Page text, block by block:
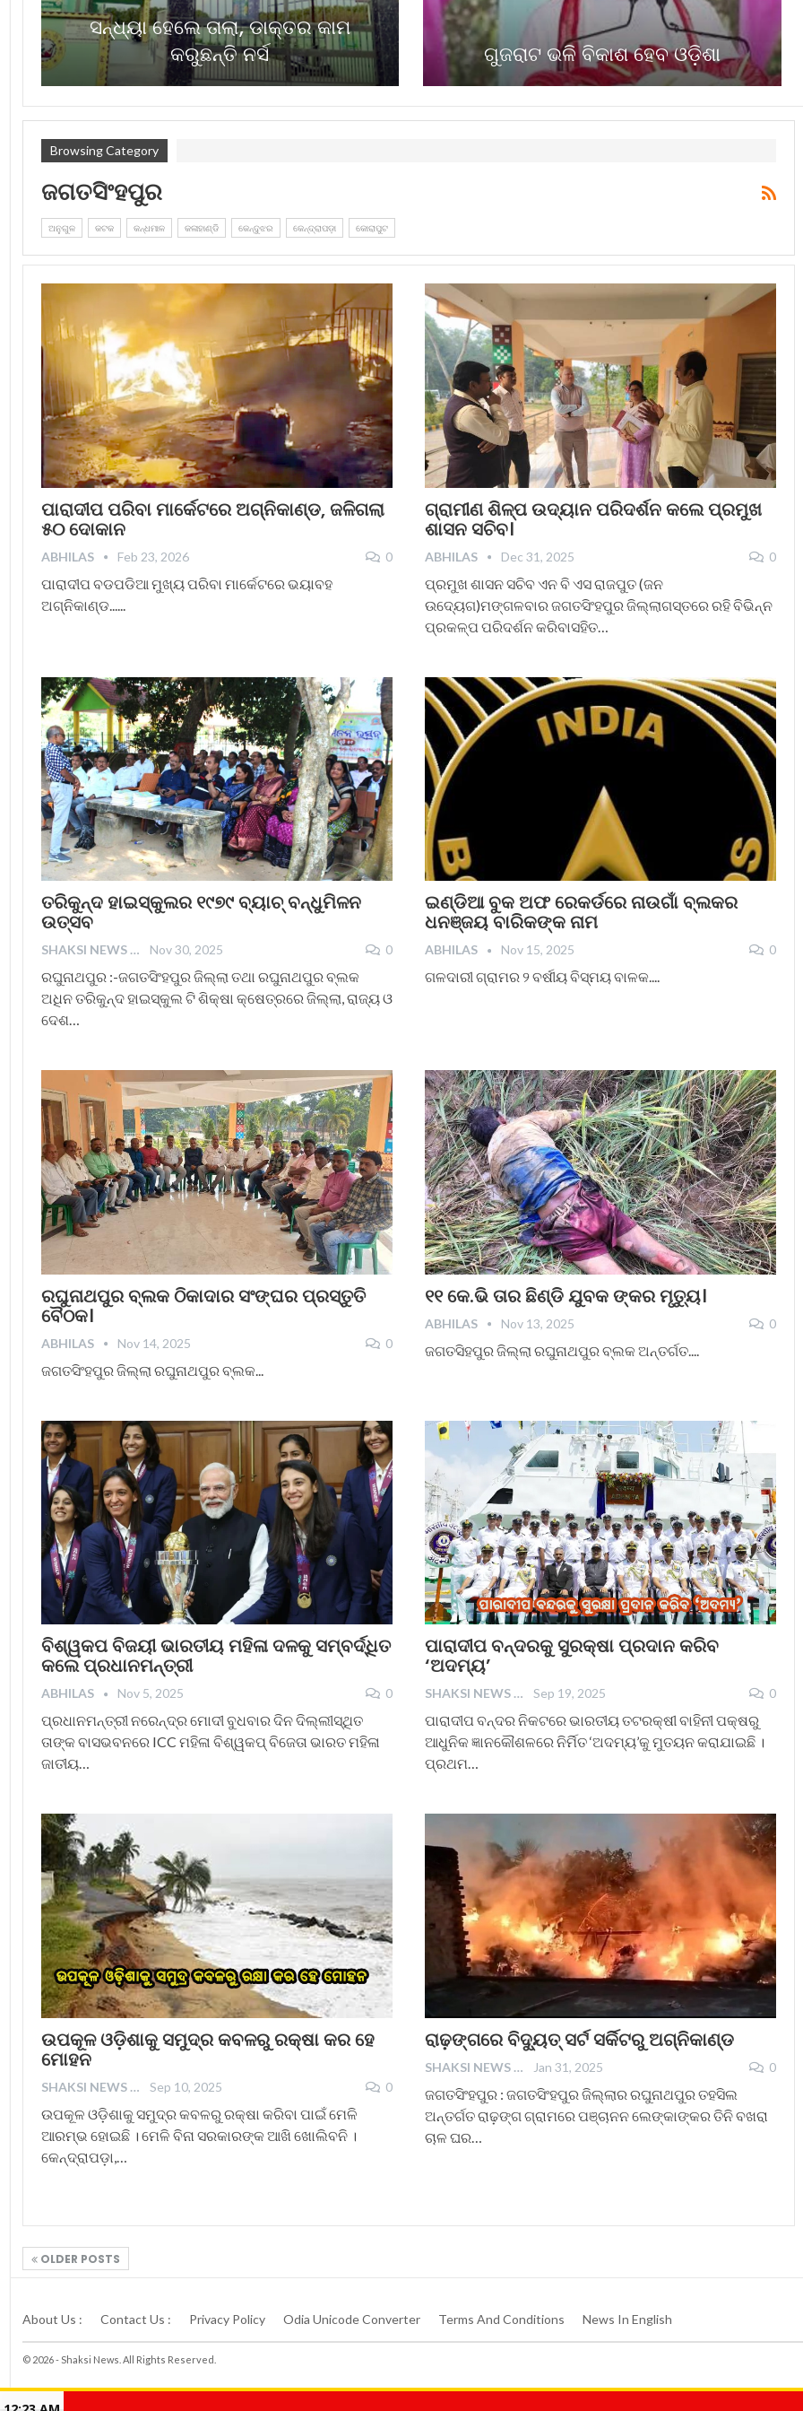
ସନ୍ଧ୍ୟା ହେଲେ ତାଲା, ଡାକ୍ତର କାମ
କରୁଛନ୍ତି ନର୍ସ
ଗୁଜରାଟ ଭଳି ବିକାଶ ହେବ ଓଡ଼ିଶା
Browsing Category
ଜଗତସିଂହପୁର
ଅନୁଗୁଳ କଟକ କନ୍ଧମାଳ କଳାହାଣ୍ଡି କେନ୍ଦୁଝର କେନ୍ଦ୍ରାପଡ଼ା କୋରାପୁଟ
ପାରାଦୀପ ପରିବା ମାର୍କେଟରେ ଅଗ୍ନିକାଣ୍ଡ, ଜଳିଗଲା
୫୦ ଦୋକାନ
ABHILAS Feb 23, 2026 0
ପାରାଦୀପ ବଡପଡିଆ ମୁଖ୍ୟ ପରିବା ମାର୍କେଟରେ ଭୟାବହ
ଅଗ୍ନିକାଣ୍ଡ......
ଗ୍ରାମୀଣ ଶିଳ୍ପ ଉଦ୍ୟାନ ପରିଦର୍ଶନ କଲେ ପ୍ରମୁଖ
ଶାସନ ସଚିବ।
ABHILAS Dec 31, 2025 0
ପ୍ରମୁଖ ଶାସନ ସଚିବ ଏନ ବି ଏସ ରାଜପୁତ (ଜନ
ଉଦ୍ୟେଗ)ମଙ୍ଗଳବାର ଜଗତସିଂହପୁର ଜିଲ୍ଲାଗସ୍ତରେ ରହି ବିଭିନ୍ନ
ପ୍ରକଳ୍ପ ପରିଦର୍ଶନ କରିବାସହିତ…
ତରିକୁନ୍ଦ ହାଇସ୍କୁଲର ୧୯୭୯ ବ୍ୟାଚ୍ ବନ୍ଧୁମିଳନ
ଉତ୍ସବ
SHAKSI NEWS Nov 30, 2025 0
ରଘୁନାଥପୁର :-ଜଗତସିଂହପୁର ଜିଲ୍ଲା ତଥା ରଘୁନାଥପୁର ବ୍ଲକ
ଅଧିନ ତରିକୁନ୍ଦ ହାଇସ୍କୁଲ ଟି ଶିକ୍ଷା କ୍ଷେତ୍ରରେ ଜିଲ୍ଲା, ରାଜ୍ୟ ଓ
ଦେଶ…
ଇଣ୍ଡିଆ ବୁକ ଅଫ ରେକର୍ଡରେ ନାଉଗାଁ ବ୍ଲକର
ଧନଞ୍ଜୟ ବାରିକଙ୍କ ନାମ
ABHILAS Nov 15, 2025 0
ଗଳଦାରୀ ଗ୍ରାମର ୨ ବର୍ଷୀୟ ବିସ୍ମୟ ବାଳକ....
ରଘୁନାଥପୁର ବ୍ଲକ ଠିକାଦାର ସଂଙ୍ଘର ପ୍ରସ୍ତୁତି
ବୈଠକ।
ABHILAS Nov 14, 2025 0
ଜଗତସିଂହପୁର ଜିଲ୍ଲା ରଘୁନାଥପୁର ବ୍ଲକ...
୧୧ କେ.ଭି ତାର ଛିଣ୍ଡି ଯୁବକ ଙ୍କର ମୃତ୍ୟୁ।
ABHILAS Nov 13, 2025 0
ଜଗତସିହପୁର ଜିଲ୍ଲା ରଘୁନାଥପୁର ବ୍ଲକ ଅନ୍ତର୍ଗତ....
ବିଶ୍ୱକପ ବିଜୟୀ ଭାରତୀୟ ମହିଳା ଦଳକୁ ସମ୍ବର୍ଦ୍ଧିତ
କଲେ ପ୍ରଧାନମନ୍ତ୍ରୀ
ABHILAS Nov 5, 2025 0
ପ୍ରଧାନମନ୍ତ୍ରୀ ନରେନ୍ଦ୍ର ମୋଦୀ ବୁଧବାର ଦିନ ଦିଲ୍ଲୀସ୍ଥିତ
ତାଙ୍କ ବାସଭବନରେ ICC ମହିଳା ବିଶ୍ୱକପ୍ ବିଜେତା ଭାରତ ମହିଳା
ଜାତୀୟ…
ପାରାଦୀପ ବନ୍ଦରକୁ ସୁରକ୍ଷା ପ୍ରଦାନ କରିବ
‘ଅଦମ୍ୟ’
SHAKSI NEWS Sep 19, 2025 0
ପାରାଦୀପ ବନ୍ଦର ନିକଟରେ ଭାରତୀୟ ତଟରକ୍ଷୀ ବାହିନୀ ପକ୍ଷରୁ
ଆଧୁନିକ ଜ୍ଞାନକୌଶଳରେ ନିର୍ମିତ ‘ଅଦମ୍ୟ’କୁ ମୁତୟନ କରାଯାଇଛି ।
ପ୍ରଥମ…
ଉପକୂଳ ଓଡ଼ିଶାକୁ ସମୁଦ୍ର କବଳରୁ ରକ୍ଷା କର ହେ
ମୋହନ
SHAKSI NEWS Sep 10, 2025 0
ଉପକୂଳ ଓଡ଼ିଶାକୁ ସମୁଦ୍ର କବଳରୁ ରକ୍ଷା କରିବା ପାଇଁ ମେଳି
ଆରମ୍ଭ ହୋଇଛି । ମେଳି ବିନା ସରକାରଙ୍କ ଆଖି ଖୋଲିବନି ।
କେନ୍ଦ୍ରାପଡ଼ା,…
ରାଢ଼ଙ୍ଗରେ ବିଦ୍ୟୁତ୍ ସର୍ଟ ସର୍କିଟରୁ ଅଗ୍ନିକାଣ୍ଡ
SHAKSI NEWS Jan 31, 2025 0
ଜଗତସିଂହପୁର : ଜଗତସିଂହପୁର ଜିଲ୍ଲାର ରଘୁନାଥପୁର ତହସିଲ
ଅନ୍ତର୍ଗତ ରାଢ଼ଙ୍ଗ ଗ୍ରାମରେ ପଞ୍ଚାନନ ଲେଙ୍କାଙ୍କର ତିନି ବଖରା
ଚାଳ ଘର…
OLDER POSTS
About Us : Contact Us : Privacy Policy Odia Unicode Converter Terms And Conditions News In English
© 2026 - Shaksi News. All Rights Reserved.